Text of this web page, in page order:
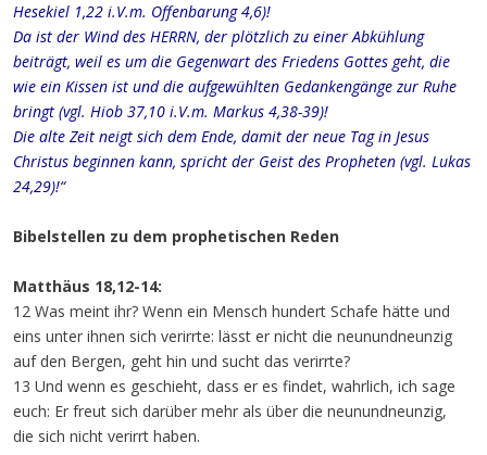
Hesekiel 1,22 i.V.m. Offenbarung 4,6)!
Da ist der Wind des HERRN, der plötzlich zu einer Abkühlung
beiträgt, weil es um die Gegenwart des Friedens Gottes geht, die
wie ein Kissen ist und die aufgewühlten Gedankengänge zur Ruhe
bringt (vgl. Hiob 37,10 i.V.m. Markus 4,38-39)!
Die alte Zeit neigt sich dem Ende, damit der neue Tag in Jesus
Christus beginnen kann, spricht der Geist des Propheten (vgl. Lukas
24,29)!“
Bibelstellen zu dem prophetischen Reden
Matthäus 18,12-14:
12 Was meint ihr? Wenn ein Mensch hundert Schafe hätte und
eins unter ihnen sich verirrte: lässt er nicht die neunundneunzig
auf den Bergen, geht hin und sucht das verirrte?
13 Und wenn es geschieht, dass er es findet, wahrlich, ich sage
euch: Er freut sich darüber mehr als über die neunundneunzig,
die sich nicht verirrt haben.